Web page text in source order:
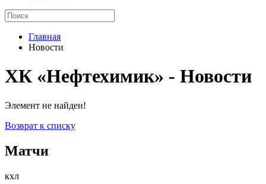
Главная
Новости
ХК «Нефтехимик» - Новости
Элемент не найден!
Возврат к списку
Матчи
кхл